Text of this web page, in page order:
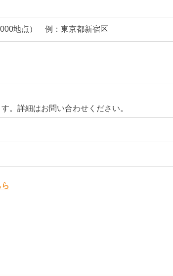
地点） 例：東京都新宿区
。詳細はお問い合わせください。